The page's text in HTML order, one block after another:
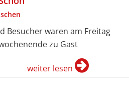
Besucher waren am Freitag
zu Gast
weiter lesen